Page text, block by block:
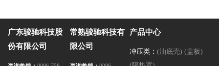
广东骏驰科技股
份有限公司
常熟骏驰科技有
限公司
产品中心
冲压类： (油底壳) (盖板)